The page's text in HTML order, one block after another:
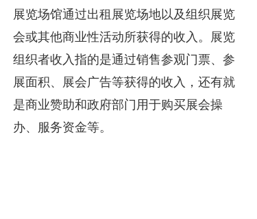
展览场馆通过出租展览场地以及组织展览
会或其他商业性活动所获得的收入。展览
组织者收入指的是通过销售参观门票、参
展面积、展会广告等获得的收入，还有就
是商业赞助和政府部门用于购买展会操
办、服务资金等。